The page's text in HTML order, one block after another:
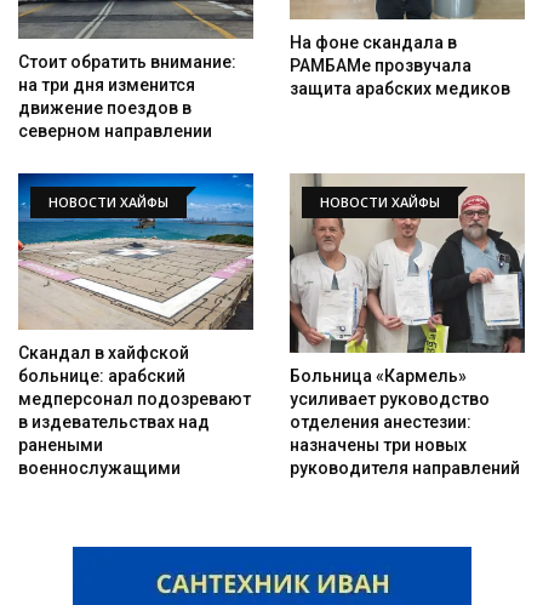
Искать
Стоит обратить внимание:
на три дня изменится
движение поездов в
северном направлении
На фоне скандала в
РАМБАМе прозвучала
защита арабских медиков
НОВОСТИ ХАЙФЫ
Скандал в хайфской
больнице: арабский
медперсонал подозревают
в издевательствах над
ранеными
военнослужащими
НОВОСТИ ХАЙФЫ
Больница «Кармель»
усиливает руководство
отделения анестезии:
назначены три новых
руководителя направлений